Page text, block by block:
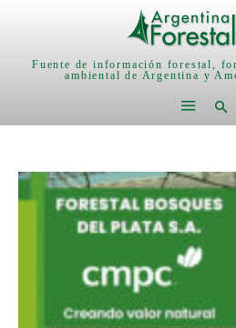
Fuente de información forestal,
ambiental de Argentina y